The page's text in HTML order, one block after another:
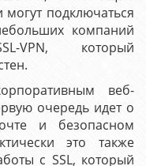
подключаться
компаний
VPN, который
веб-
очередь идет о
и безопасном
это также
с SSL, который